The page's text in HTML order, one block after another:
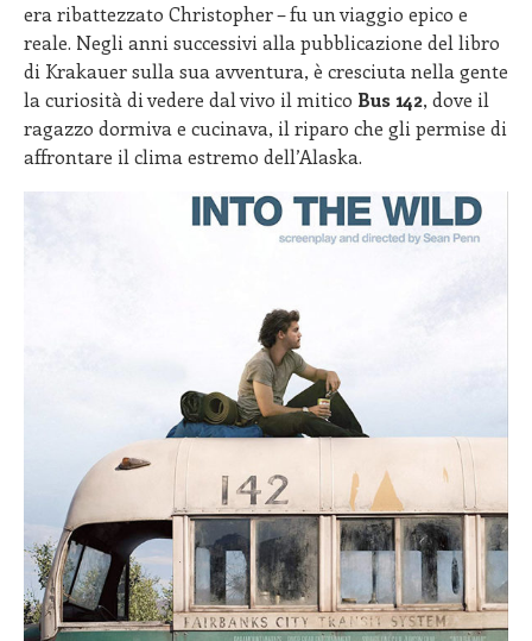
era ribattezzato Christopher – fu un viaggio epico e
reale. Negli anni successivi alla pubblicazione del libro
di Krakauer sulla sua avventura, è cresciuta nella gente
la curiosità di vedere dal vivo il mitico Bus 142, dove il
ragazzo dormiva e cucinava, il riparo che gli permise di
affrontare il clima estremo dell’Alaska.